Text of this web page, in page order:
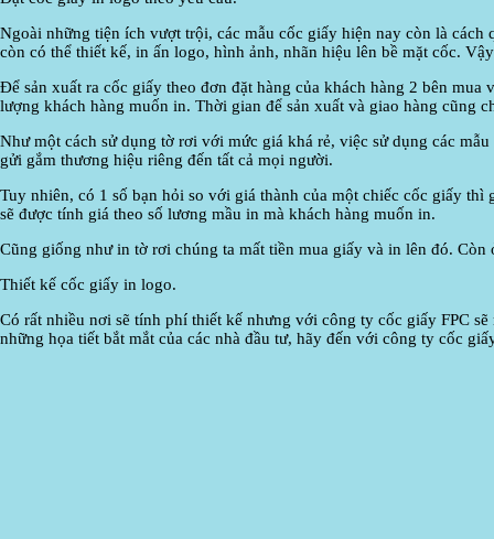
Ngoài những tiện ích vượt trội, các mẫu cốc giấy hiện nay còn là
còn có thể thiết kế, in ấn logo, hình ảnh, nhãn hiệu lên bề mặt cốc.
Để sản xuất ra cốc giấy theo đơn đặt hàng của khách hàng 2 bên
lượng khách hàng muốn in. Thời gian để sản xuất và giao hàng cũng
Như một cách sử dụng tờ rơi với mức giá khá rẻ, việc sử dụng các
gửi gắm thương hiệu riêng đến tất cả mọi người.
Tuy nhiên, có 1 số bạn hỏi so với giá thành của một chiếc cốc giấy
sẽ được tính giá theo số lương mầu in mà khách hàng muốn in.
Cũng giống như in tờ rơi chúng ta mất tiền mua giấy và in lên đó.
Thiết kế cốc giấy in logo.
Có rất nhiều nơi sẽ tính phí thiết kế nhưng với công ty cốc giấy FPC
những họa tiết bắt mắt của các nhà đầu tư, hãy đến với công ty cốc